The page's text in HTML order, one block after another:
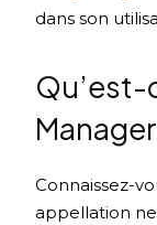
dans son
Qu’est-
Connaissez-
appellation